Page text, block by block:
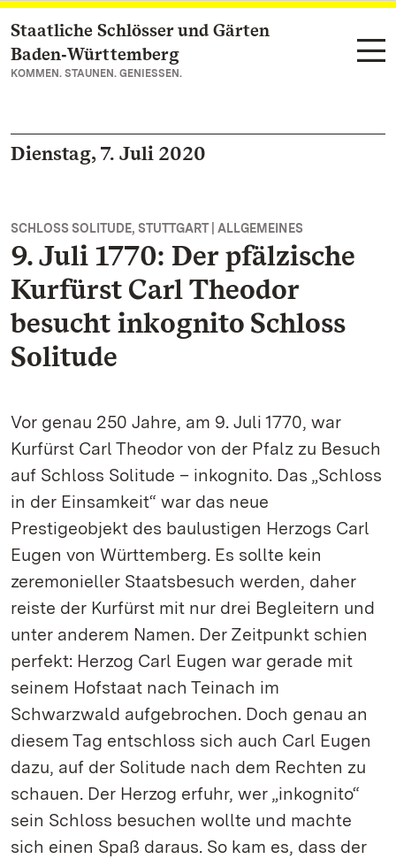
Zum Hauptinhalt springen
Staatliche Schlösser und Gärten
Baden‑Württemberg
KOMMEN. STAUNEN. GENIESSEN.
Dienstag, 7. Juli 2020
SCHLOSS SOLITUDE, STUTTGART | ALLGEMEINES
9. Juli 1770: Der pfälzische
Kurfürst Carl Theodor
besucht inkognito Schloss
Solitude
Vor genau 250 Jahre, am 9. Juli 1770, war
Kurfürst Carl Theodor von der Pfalz zu Besuch
auf Schloss Solitude – inkognito. Das „Schloss
in der Einsamkeit“ war das neue
Prestigeobjekt des baulustigen Herzogs Carl
Eugen von Württemberg. Es sollte kein
zeremonieller Staatsbesuch werden, daher
reiste der Kurfürst mit nur drei Begleitern und
unter anderem Namen. Der Zeitpunkt schien
perfekt: Herzog Carl Eugen war gerade mit
seinem Hofstaat nach Teinach im
Schwarzwald aufgebrochen. Doch genau an
diesem Tag entschloss sich auch Carl Eugen
dazu, auf der Solitude nach dem Rechten zu
schauen. Der Herzog erfuhr, wer „inkognito“
sein Schloss besuchen wollte und machte
sich einen Spaß daraus. So kam es, dass der